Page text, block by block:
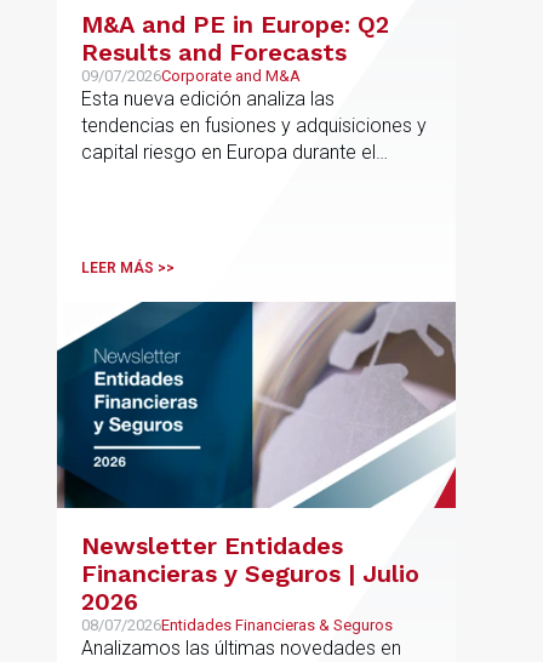
M&A and PE in Europe: Q2
Results and Forecasts
09/07/2026Corporate and M&A
Esta nueva edición analiza las
tendencias en fusiones y adquisiciones y
capital riesgo en Europa durante el
LEER MÁS >>
Newsletter Entidades
Financieras y Seguros | Julio
2026
08/07/2026Entidades Financieras & Seguros
Analizamos las últimas novedades en